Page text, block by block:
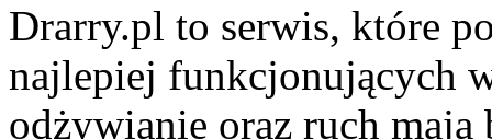
Drarry.pl to serwis, które
najlepiej funkcjonujących
odżywianie oraz ruch mają